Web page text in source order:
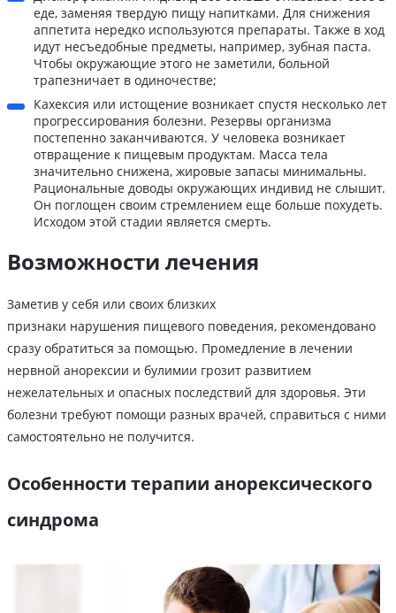
еде, заменяя твердую пищу напитками. Для снижения
аппетита нередко используются препараты. Также в ход
идут несъедобные предметы, например, зубная паста.
Чтобы окружающие этого не заметили, больной
трапезничает в одиночестве;
Кахексия или истощение возникает спустя несколько лет
прогрессирования болезни. Резервы организма
постепенно заканчиваются. У человека возникает
отвращение к пищевым продуктам. Масса тела
значительно снижена, жировые запасы минимальны.
Рациональные доводы окружающих индивид не слышит.
Он поглощен своим стремлением еще больше похудеть.
Исходом этой стадии является смерть.
Возможности лечения
Заметив у себя или своих близких
признаки нарушения пищевого поведения, рекомендовано
сразу обратиться за помощью. Промедление в лечении
нервной анорексии и булимии грозит развитием
нежелательных и опасных последствий для здоровья. Эти
болезни требуют помощи разных врачей, справиться с ними
самостоятельно не получится.
Особенности терапии анорексического
синдрома